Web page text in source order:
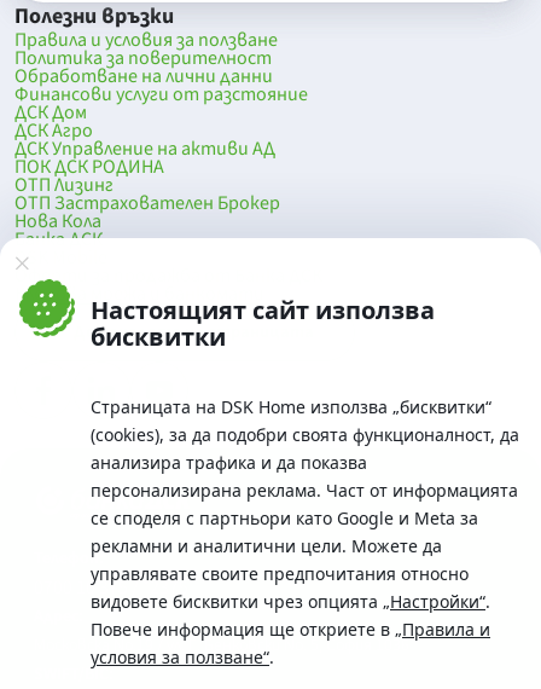
Настоящият сайт използва
бисквитки
Страницата на DSK Home използва „бисквитки“
(cookies), за да подобри своята функционалност, да
анализира трафика и да показва
персонализирана реклама. Част от информацията
се споделя с партньори като Google и Meta за
рекламни и аналитични цели. Можете да
управлявате своите предпочитания относно
видовете бисквитки чрез опцията „Настройки“.
Повече информация ще откриете в „Правила и
условия за ползване“.
Полезни връзки
Правила и условия за ползване
Политика за поверителност
Обработване на лични данни
Финансови услуги от разстояние
ДСК Дом
ДСК Агро
ДСК Управление на активи АД
ПОК ДСК РОДИНА
ОТП Лизинг
ОТП Застрахователен Брокер
Нова Кола
Банка ДСК
DSK Mobile
Оферти за продажба от Банка ДСК
Клонова мрежа и банкомати
До началото на страницата
Телефон:
0700 10 375 / *2375
Московска No.19 / ул. Г. Бенковски No. 5, София 1036
SWIFT/BIC: